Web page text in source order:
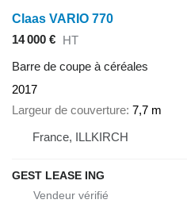
Claas VARIO 770
14 000 € HT
Barre de coupe à céréales
2017
Largeur de couverture 7,7 m
France, ILLKIRCH
GEST LEASE ING